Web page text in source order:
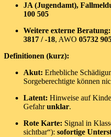
JA (Jugendamt),
100 505
Weitere externe Beratung:
3817 / -18, AWO 05732
Definitionen (kurz):
Akut: Erhebliche
Sorgeberechtigte können
Latent: Hinweise auf
Gefahrunklar.
Rote Karte: Signal in
sichtbar“): sofortige